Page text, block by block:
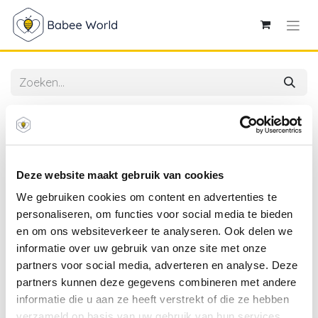
Deze website maakt gebruik van cookies
We gebruiken cookies om content en advertenties te
personaliseren, om functies voor social media te bieden
en om ons websiteverkeer te analyseren. Ook delen we
informatie over uw gebruik van onze site met onze
partners voor social media, adverteren en analyse. Deze
partners kunnen deze gegevens combineren met andere
informatie die u aan ze heeft verstrekt of die ze hebben
4SO | Tuintafel Denia Dining Table TOP Latte Ceramic
Print 240x105cm